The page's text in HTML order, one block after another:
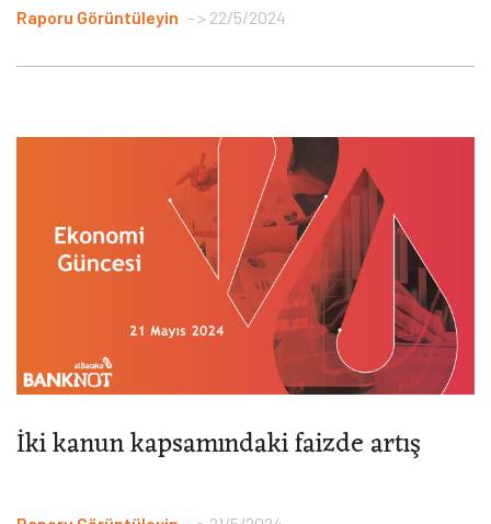
Raporu Görüntüleyin > 22/5/2024
İki kanun kapsamındaki faizde artış